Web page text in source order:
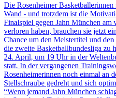
Die Rosenheimer
Wand - und trotzdem ist die
Finalspiel gegen Jahn München am
verloren haben, brauchen sie jetzt
Chance um den Meistertitel und
die zweite Basketballbundesliga zu
24. April, um 19 Uhr in der
statt. In der vergangenen
Rosenheimerinnen noch einmal an
Stellschraube gedreht und sich
“Wenn jemand Jahn München